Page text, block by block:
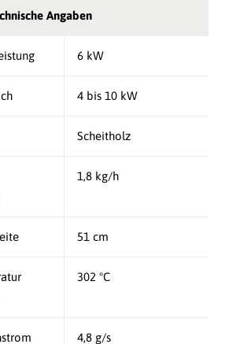
Angaben
6 kW
4 bis 10 kW
Scheitholz
1,8 kg/h
51 cm
302 °C
4,8 g/s